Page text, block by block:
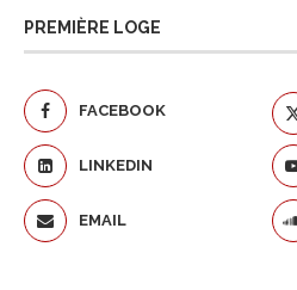
PREMIÈRE LOGE
FACEBOOK
LINKEDIN
EMAIL